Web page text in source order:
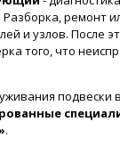
ремонт
и узлов. После
того, что
подвески
.